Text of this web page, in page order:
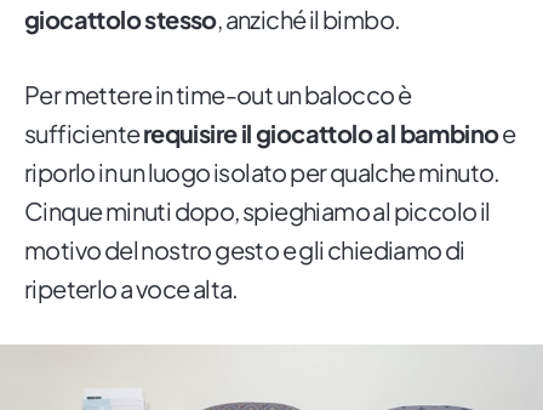
giocattolo stesso, anziché il bimbo.
Per mettere in time-out un balocco è
sufficienterequisire il giocattolo al bambinoe
riporlo in un luogo isolato per qualche minuto.
Cinque minuti dopo, spieghiamo al piccolo il
motivo del nostro gesto e gli chiediamo di
ripeterlo a voce alta.